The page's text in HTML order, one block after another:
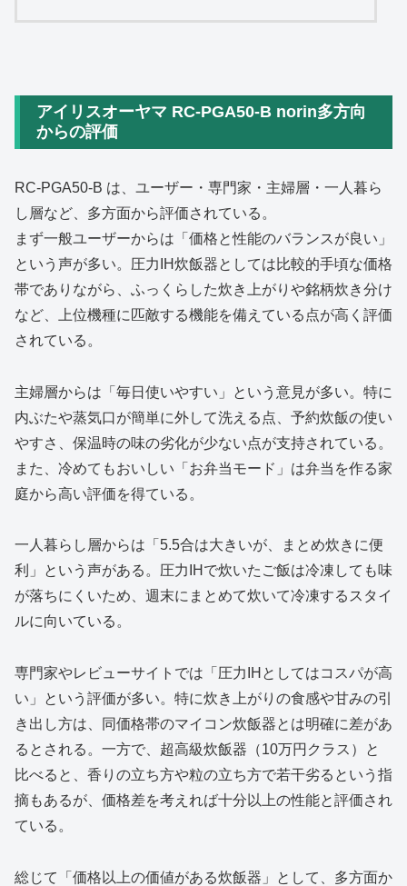
アイリスオーヤマ RC‑PGA50‑B norin多方向
からの評価
RC‑PGA50‑B は、ユーザー・専門家・主婦層・一人暮ら
し層など、多方面から評価されている。
まず一般ユーザーからは「価格と性能のバランスが良い」
という声が多い。圧力IH炊飯器としては比較的手頃な価格
帯でありながら、ふっくらした炊き上がりや銘柄炊き分け
など、上位機種に匹敵する機能を備えている点が高く評価
されている。
主婦層からは「毎日使いやすい」という意見が多い。特に
内ぶたや蒸気口が簡単に外して洗える点、予約炊飯の使い
やすさ、保温時の味の劣化が少ない点が支持されている。
また、冷めてもおいしい「お弁当モード」は弁当を作る家
庭から高い評価を得ている。
一人暮らし層からは「5.5合は大きいが、まとめ炊きに便
利」という声がある。圧力IHで炊いたご飯は冷凍しても味
が落ちにくいため、週末にまとめて炊いて冷凍するスタイ
ルに向いている。
専門家やレビューサイトでは「圧力IHとしてはコスパが高
い」という評価が多い。特に炊き上がりの食感や甘みの引
き出し方は、同価格帯のマイコン炊飯器とは明確に差があ
るとされる。一方で、超高級炊飯器（10万円クラス）と
比べると、香りの立ち方や粒の立ち方で若干劣るという指
摘もあるが、価格差を考えれば十分以上の性能と評価され
ている。
総じて「価格以上の価値がある炊飯器」として、多方面か